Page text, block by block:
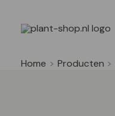
Home Producten